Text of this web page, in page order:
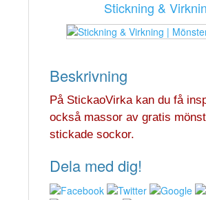
Stickning &
Beskrivning
På StickaoVirka kan du få
också massor av gratis
stickade sockor.
Dela med dig!